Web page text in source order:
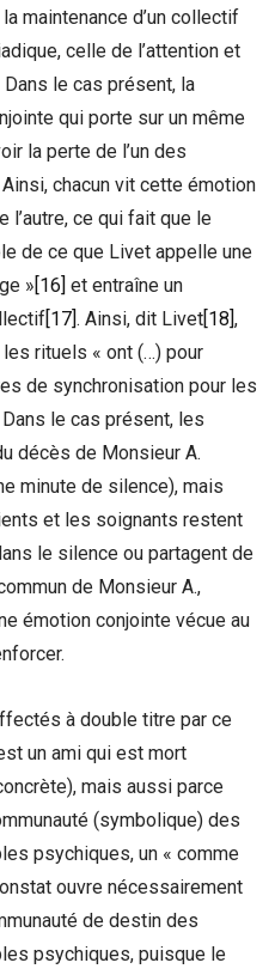
maintenance d’un collectif
celle de l’attention et
Dans le cas présent, la
qui porte sur un même
la perte de l’un des
chacun vit cette émotion
l’autre, ce qui fait que le
de ce que Livet appelle une
»[16] et entraîne un
[17]. Ainsi, dit Livet[18],
rituels « ont (…) pour
de synchronisation pour les
le cas présent, les
décès de Monsieur A.
minute de silence), mais
et les soignants restent
le silence ou partagent de
de Monsieur A.,
émotion conjointe vécue au
à double titre par ce
un ami qui est mort
mais aussi parce
(symbolique) des
psychiques, un « comme
ouvre nécessairement
de destin des
psychiques, puisque le